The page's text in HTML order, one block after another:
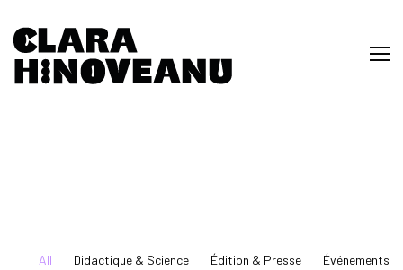
All Didactique & Science Édition & Presse Événements